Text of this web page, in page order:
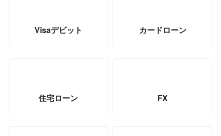
Visaデビット カードローン
住宅ローン FX